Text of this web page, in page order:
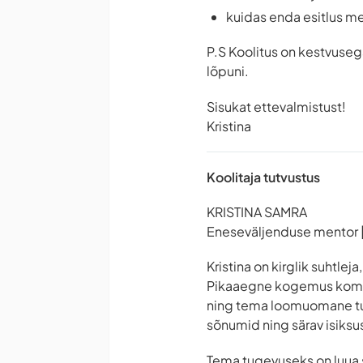
kuidas enda esitlus
P.S Koolitus on
lõpuni.
Sisukat ettevalmistust!
Kristina
Koolitaja tutvustus
KRISTINA SAMRA
Eneseväljenduse
Kristina on kirglik
Pikaaegne kogemus
ning tema loomuomane
sõnumid ning särav